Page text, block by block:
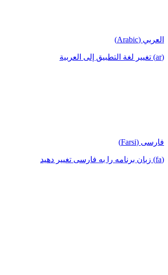
العربي (Arabic)
(ar) تغيير لغة التطبيق إلى العربية
فارسی (Farsi)
(fa) زبان برنامه را به فارسی تغییر دهید